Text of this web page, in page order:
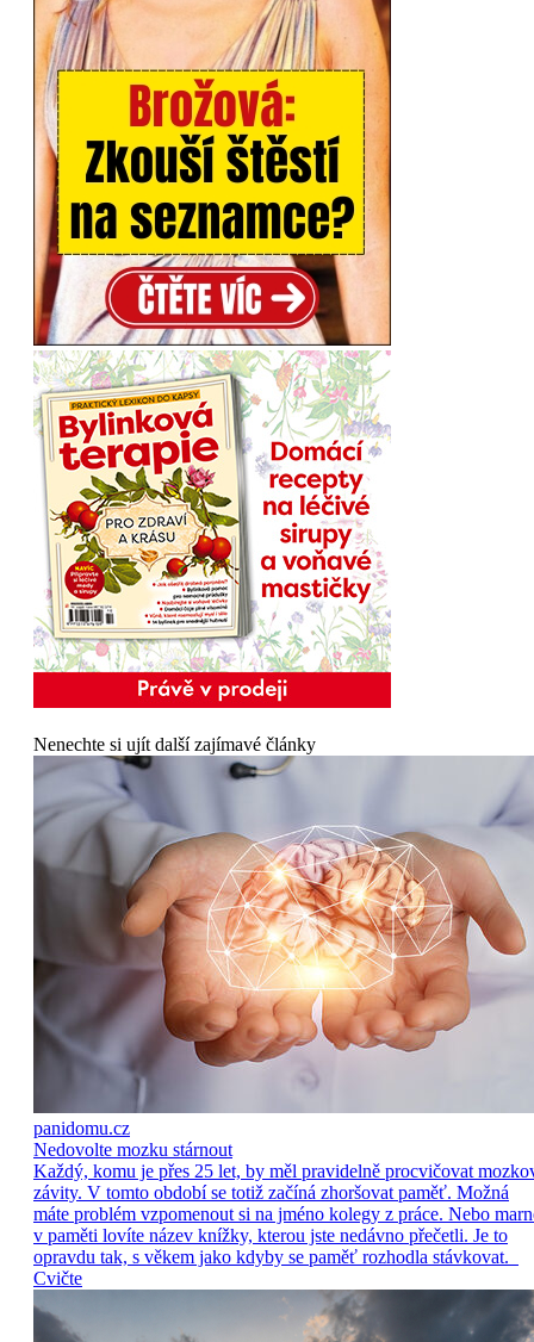
Nenechte si ujít další zajímavé články
panidomu.cz
Nedovolte mozku stárnout
Každý, komu je přes 25 let, by měl pravidelně procvičovat
závity. V tomto období se totiž začíná zhoršovat paměť. Možná
máte problém vzpomenout si na jméno kolegy z práce. Nebo
v paměti lovíte název knížky, kterou jste nedávno přečetli. Je to
opravdu tak, s věkem jako kdyby se paměť rozhodla stávkovat.
Cvičte